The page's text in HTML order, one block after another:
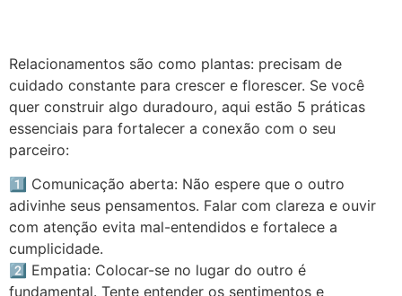
Relacionamentos são como plantas: precisam de
cuidado constante para crescer e florescer. Se você
quer construir algo duradouro, aqui estão 5 práticas
essenciais para fortalecer a conexão com o seu
parceiro:
1️⃣ Comunicação aberta: Não espere que o outro
adivinhe seus pensamentos. Falar com clareza e ouvir
com atenção evita mal-entendidos e fortalece a
cumplicidade.
2️⃣ Empatia: Colocar-se no lugar do outro é
fundamental. Tente entender os sentimentos e